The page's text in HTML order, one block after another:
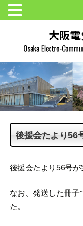
後援会たより56
後援会たより56号が
なお、発送した冊子
た。